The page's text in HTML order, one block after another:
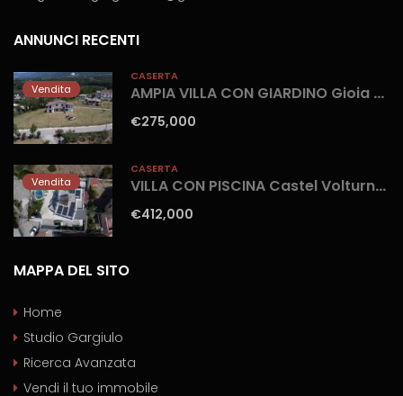
ANNUNCI RECENTI
Vendita
CASERTA
AMPIA VILLA CON GIARDINO Gioia Sannitica
€275,000
Vendita
CASERTA
VILLA CON PISCINA Castel Volturno-Parco Europa
€412,000
MAPPA DEL SITO
Home
Studio Gargiulo
Ricerca Avanzata
Vendi il tuo immobile